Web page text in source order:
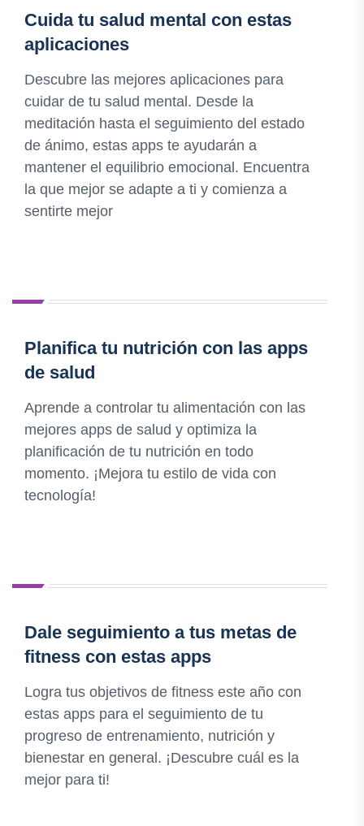
Cuida tu salud mental con estas
aplicaciones
Descubre las mejores aplicaciones para
cuidar de tu salud mental. Desde la
meditación hasta el seguimiento del estado
de ánimo, estas apps te ayudarán a
mantener el equilibrio emocional. Encuentra
la que mejor se adapte a ti y comienza a
sentirte mejor
Planifica tu nutrición con las apps
de salud
Aprende a controlar tu alimentación con las
mejores apps de salud y optimiza la
planificación de tu nutrición en todo
momento. ¡Mejora tu estilo de vida con
tecnología!
Dale seguimiento a tus metas de
fitness con estas apps
Logra tus objetivos de fitness este año con
estas apps para el seguimiento de tu
progreso de entrenamiento, nutrición y
bienestar en general. ¡Descubre cuál es la
mejor para ti!